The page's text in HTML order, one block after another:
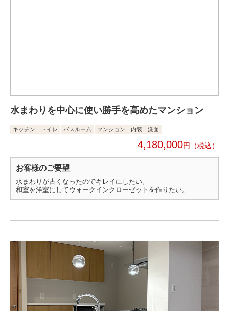
水まわりを中心に使い勝手を高めたマンション
キッチン トイレ バスルーム マンション 内装 洗面
4,180,000円
お客様のご要望
水まわりが古くなったのでキレイにしたい。
和室を洋室にしてウォークインクローゼットを作りたい。